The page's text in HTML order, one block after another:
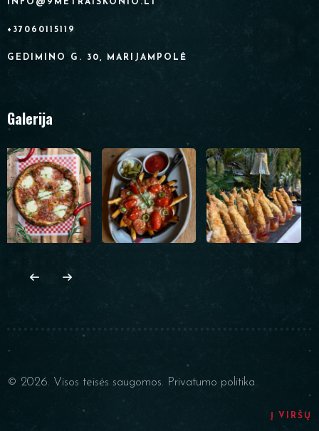
INFO@9METRAISKONIO.LT
+37060115119
GEDIMINO G. 30, MARIJAMPOLĖ
Galerija
© 2026. Visos teisės saugomos. Privatumo politika.
Į VIRŠŲ